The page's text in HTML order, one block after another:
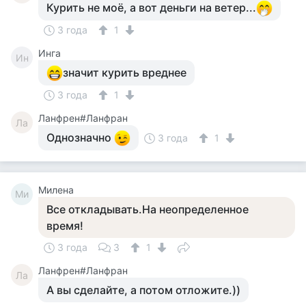
Курить не моё, а вот деньги на ветер...
3 года 1
Ин Инга
значит курить вреднее
3 года 1
Ла Ланфрен#Ланфран
Однозначно 3 года 1
Ми Милена
Все откладывать.На неопределенное
время!
3 года 3 1
Ла Ланфрен#Ланфран
А вы сделайте, а потом отложите.))